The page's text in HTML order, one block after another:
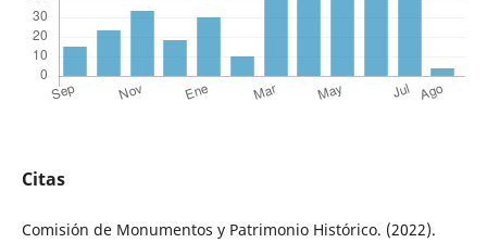
Citas
Comisión de Monumentos y Patrimonio Histórico. (2022).